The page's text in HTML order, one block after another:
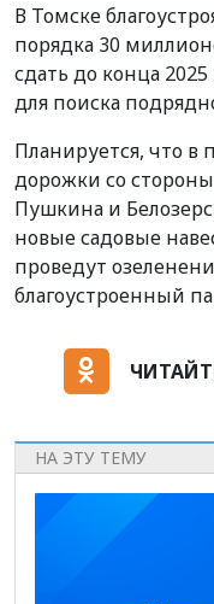
В Томске
порядка 30
сдать до конца
для поиска
Планируется, что в
дорожки со
Пушкина и
новые садовые
проведут
благоустроенный
НА ЭТУ ТЕМУ